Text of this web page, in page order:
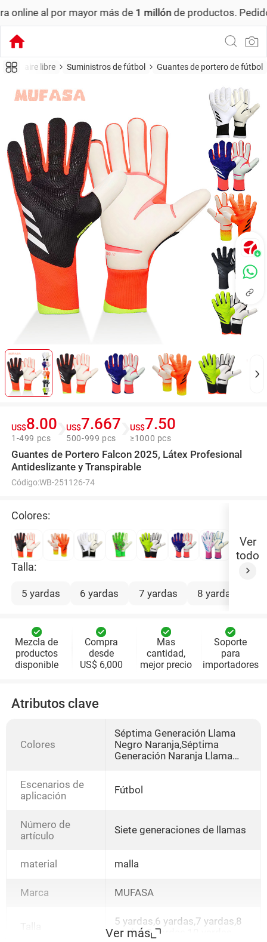
por mayor más de1 millónde productos. Pedido
al aire libre Suministros de fútbol Guantes de portero de fútbol
US$8.00
1-499 pcs
US$7.667
500-999 pcs
US$7.50
≥1000 pcs
Guantes de Portero Falcon 2025, Látex Profesional
Antideslizante y Transpirable
Código:WB-251126-74
Colores:
Talla:
5 yardas 6 yardas 7 yardas 8 yardas
Ver
todo
Mezcla de
productos
disponible
Compra
desde
US$ 6,000
Mas
cantidad,
mejor precio
Soporte
para
importadores
Atributos clave
Colores
Séptima Generación Llama
Negro Naranja,Séptima
Generación Naranja Llama
Generación Blaze Hulk,Verde
Generación Flame Azul
Profundo,Polvo Colorido de
Generation,Séptima
Generación Rojo
Blaze Black
Escenarios de
aplicación
Fútbol
Número de
artículo
Siete generaciones de llamas
material malla
Marca MUFASA
5 yardas,6 yardas,7 yardas,8
yardas,9 yardas,10 yardas
Ver más